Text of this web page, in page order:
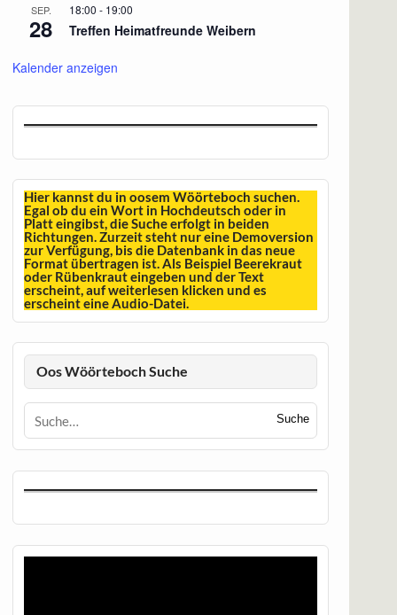
SEP.
28
18:00 - 19:00
Treffen Heimatfreunde Weibern
Kalender anzeigen
Hier kannst du in oosem Wöörteboch suchen.
Egal ob du ein Wort in Hochdeutsch oder in
Platt eingibst, die Suche erfolgt in beiden
Richtungen. Zurzeit steht nur eine Demoversion
zur Verfügung, bis die Datenbank in das neue
Format übertragen ist. Als Beispiel Beerekraut
oder Rübenkraut eingeben und der Text
erscheint, auf weiterlesen klicken und es
erscheint eine Audio-Datei.
Oos Wöörteboch Suche
Suche